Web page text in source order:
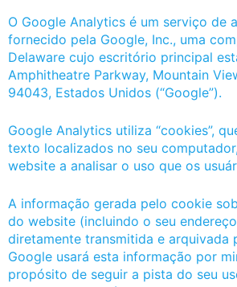
O Google Analytics é um serviço de
fornecido pela Google, Inc., uma
Delaware cujo escritório principal
Amphitheatre Parkway, Mountain
94043, Estados Unidos (“Google”).
Google Analytics utiliza “cookies”,
texto localizados no seu
website a analisar o uso que os
A informação gerada pelo cookie
do website (incluindo o seu
diretamente transmitida e arquivada
Google usará esta informação por
propósito de seguir a pista do seu